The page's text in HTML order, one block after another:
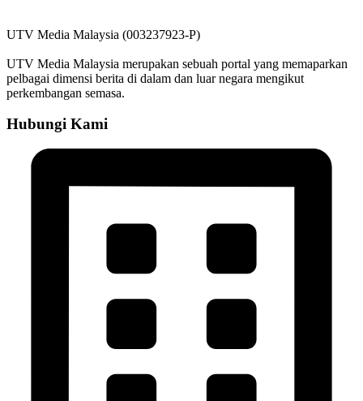
UTV Media Malaysia (003237923-P)
UTV Media Malaysia merupakan sebuah portal yang memaparkan
pelbagai dimensi berita di dalam dan luar negara mengikut
perkembangan semasa.
Hubungi Kami